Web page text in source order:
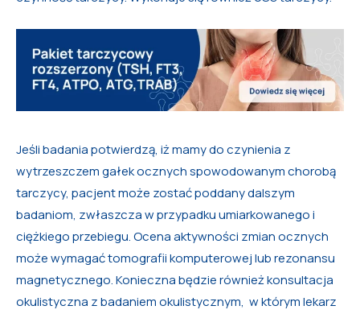
Jeśli badania potwierdzą, iż mamy do czynienia z
wytrzeszczem gałek ocznych spowodowanym chorobą
tarczycy, pacjent może zostać poddany dalszym
badaniom, zwłaszcza w przypadku umiarkowanego i
ciężkiego przebiegu. Ocena aktywności zmian ocznych
może wymagać tomografii komputerowej lub rezonansu
magnetycznego. Konieczna będzie również konsultacja
okulistyczna z badaniem okulistycznym, w którym lekarz